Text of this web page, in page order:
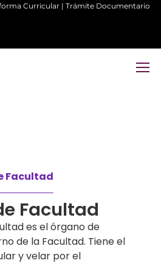
Curricular| Trámite Documentario
Facultad
Facultad
es el órgano de
de la Facultad. Tiene el
y velar por el